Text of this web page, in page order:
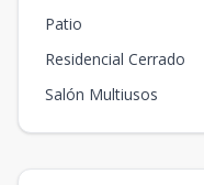
Patio
Residencial Cerrado
Salón Multiusos